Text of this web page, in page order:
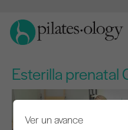
Esterilla prenatal
Ver un avance